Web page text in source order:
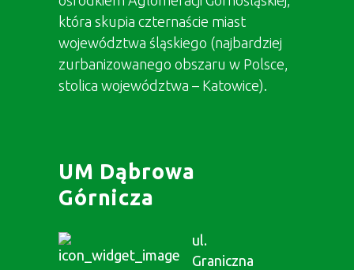
która skupia czternaście miast
województwa śląskiego (najbardziej
zurbanizowanego obszaru w Polsce,
stolica województwa – Katowice).
UM Dąbrowa
Górnicza
ul.
Graniczna